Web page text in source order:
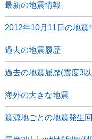
最新の地震情報
2012年10月11日の地震
過去の地震履歴
過去の地震履歴(震度3
海外の大きな地震
震源地ごとの地震発生